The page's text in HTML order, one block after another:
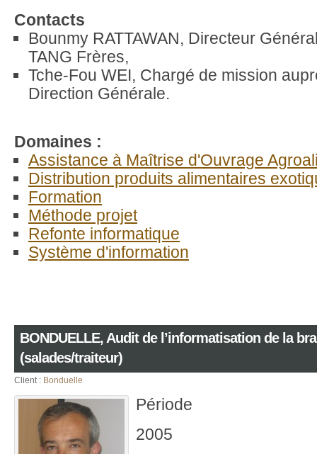
Contacts
Bounmy RATTAWAN, Directeur
TANG Frères,
Tche-Fou WEI, Chargé de mission
Direction Générale.
Domaines :
Assistance à Maîtrise d'Ouvrage
Distribution produits alimentaires
Formation
Méthode projet
Refonte informatique
Système d'information
BONDUELLE, Audit de l’informatisation de la
(salades/traiteur)
Client : Bonduelle
Période
2005